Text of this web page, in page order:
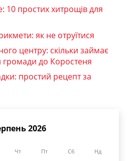
10 простих хитрощів для
як не отруїтися
центру: скільки займає
громади до Коростеня
простий рецепт за
2026
Чт Пт Сб Нд